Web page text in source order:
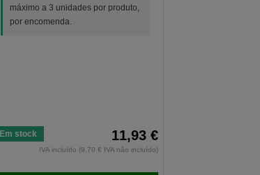
máximo a 3 unidades por produto,
por encomenda.
Em stock 11,93 €
IVA incluído (9,70 € IVA não incluído)